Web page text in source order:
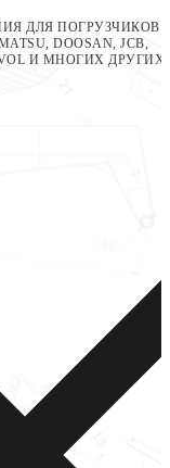
ДЛЯ ПОГРУЗЧИКОВ
DOOSAN, JCB,
И МНОГИХ ДРУГИХ